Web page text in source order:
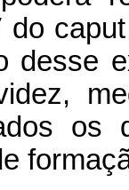
do
desse
os